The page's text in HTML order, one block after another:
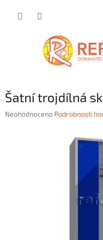
Šatní trojdílná
Průměrné
Neohodnoceno Podrobnosti